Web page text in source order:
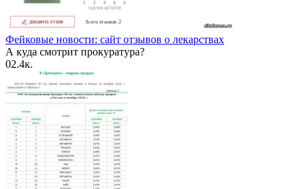
Фейковые новости: сайт отзывов о лекарствах
А куда смотрит прокуратура?
02.4к.